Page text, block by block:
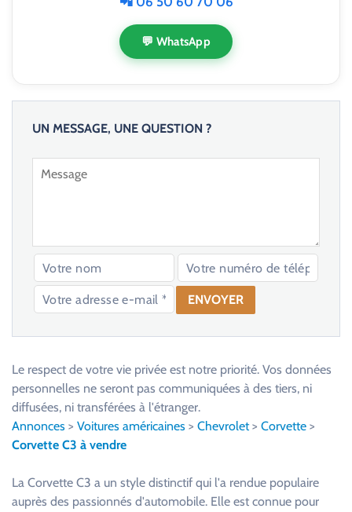
💬 WhatsApp
UN MESSAGE, UNE QUESTION ?
l
a
Le respect de votre vie privée est notre priorité. Vos données
personnelles ne seront pas communiquées à des tiers, ni
diffusées, ni transférées à l'étranger.
Annonces > Voitures américaines > Chevrolet> Corvette >
Corvette C3 à vendre
La Corvette C3 a un style distinctif qui l'a rendue populaire
auprès des passionnés d'automobile. Elle est connue pour